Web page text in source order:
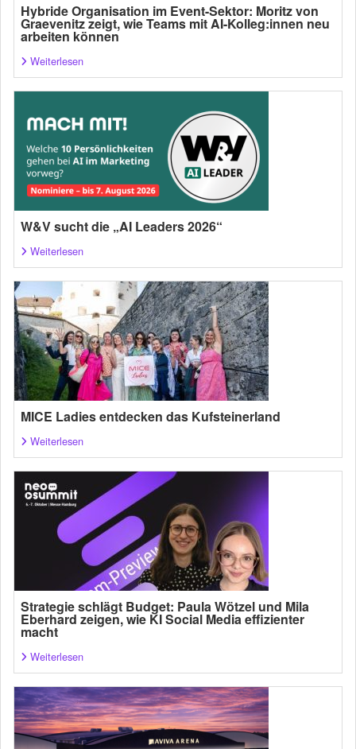
Hybride Organisation im Event-Sektor: Moritz von
Graevenitz zeigt, wie Teams mit AI-Kolleg:innen neu
arbeiten können
Weiterlesen
W&V sucht die „AI Leaders 2026“
Weiterlesen
MICE Ladies entdecken das Kufsteinerland
Weiterlesen
Strategie schlägt Budget: Paula Wötzel und Mila
Eberhard zeigen, wie KI Social Media effizienter
macht
Weiterlesen